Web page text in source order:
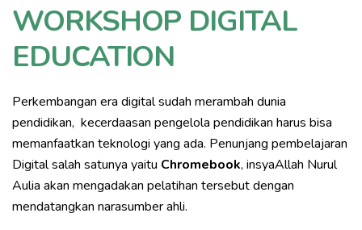
WORKSHOP DIGITAL
EDUCATION
Perkembangan era digital sudah merambah dunia
pendidikan, kecerdaasan pengelola pendidikan harus bisa
memanfaatkan teknologi yang ada. Penunjang pembelajaran
Digital salah satunya yaitu Chromebook, insyaAllah Nurul
Aulia akan mengadakan pelatihan tersebut dengan
mendatangkan narasumber ahli.